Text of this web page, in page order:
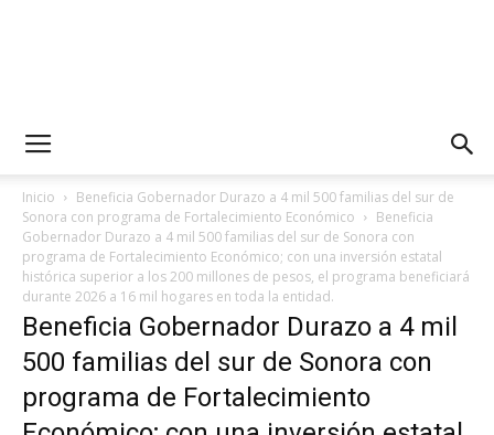
Inicio
Beneficia Gobernador Durazo a 4 mil 500 familias del sur de
Sonora con programa de Fortalecimiento Económico
Beneficia
Gobernador Durazo a 4 mil 500 familias del sur de Sonora con
programa de Fortalecimiento Económico; con una inversión estatal
histórica superior a los 200 millones de pesos, el programa beneficiará
durante 2026 a 16 mil hogares en toda la entidad.
Beneficia Gobernador Durazo a 4 mil
500 familias del sur de Sonora con
programa de Fortalecimiento